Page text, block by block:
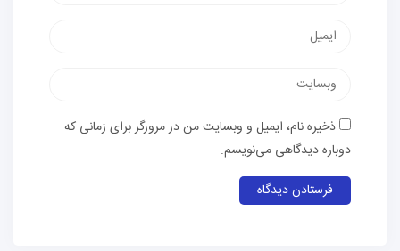
پست
وب‌سایت
ذخیره نام، ایمیل و وبسایت من در مرورگر برای زمانی که
دوباره دیدگاهی می‌نویسم.